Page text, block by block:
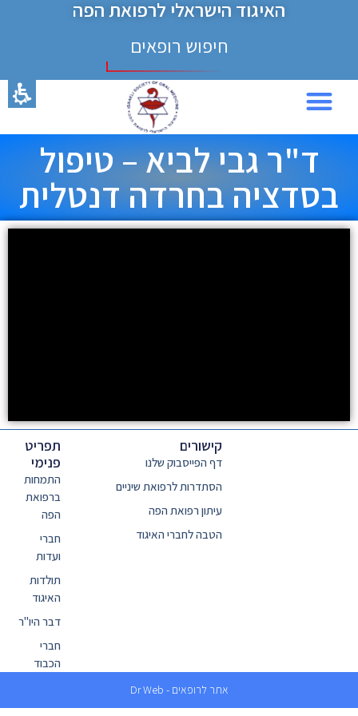
האיגוד הישראלי לרפואת הפה
חיפוש רופאים
ד"ר גבי לביא – טיפול
בסדציה בחרדה דנטלית
תפריט
פנימי
התמחות
ברפואת
הפה
חברי
ועדות
תולדות
האיגוד
דבר היו"ר
חברי
הכבוד
קישורים
דף הפייסבוק שלנו
הסתדרות לרפואת שיניים
עיתון רפואת הפה
הטבה לחברי האיגוד
אתר לרופאים - Dr Web